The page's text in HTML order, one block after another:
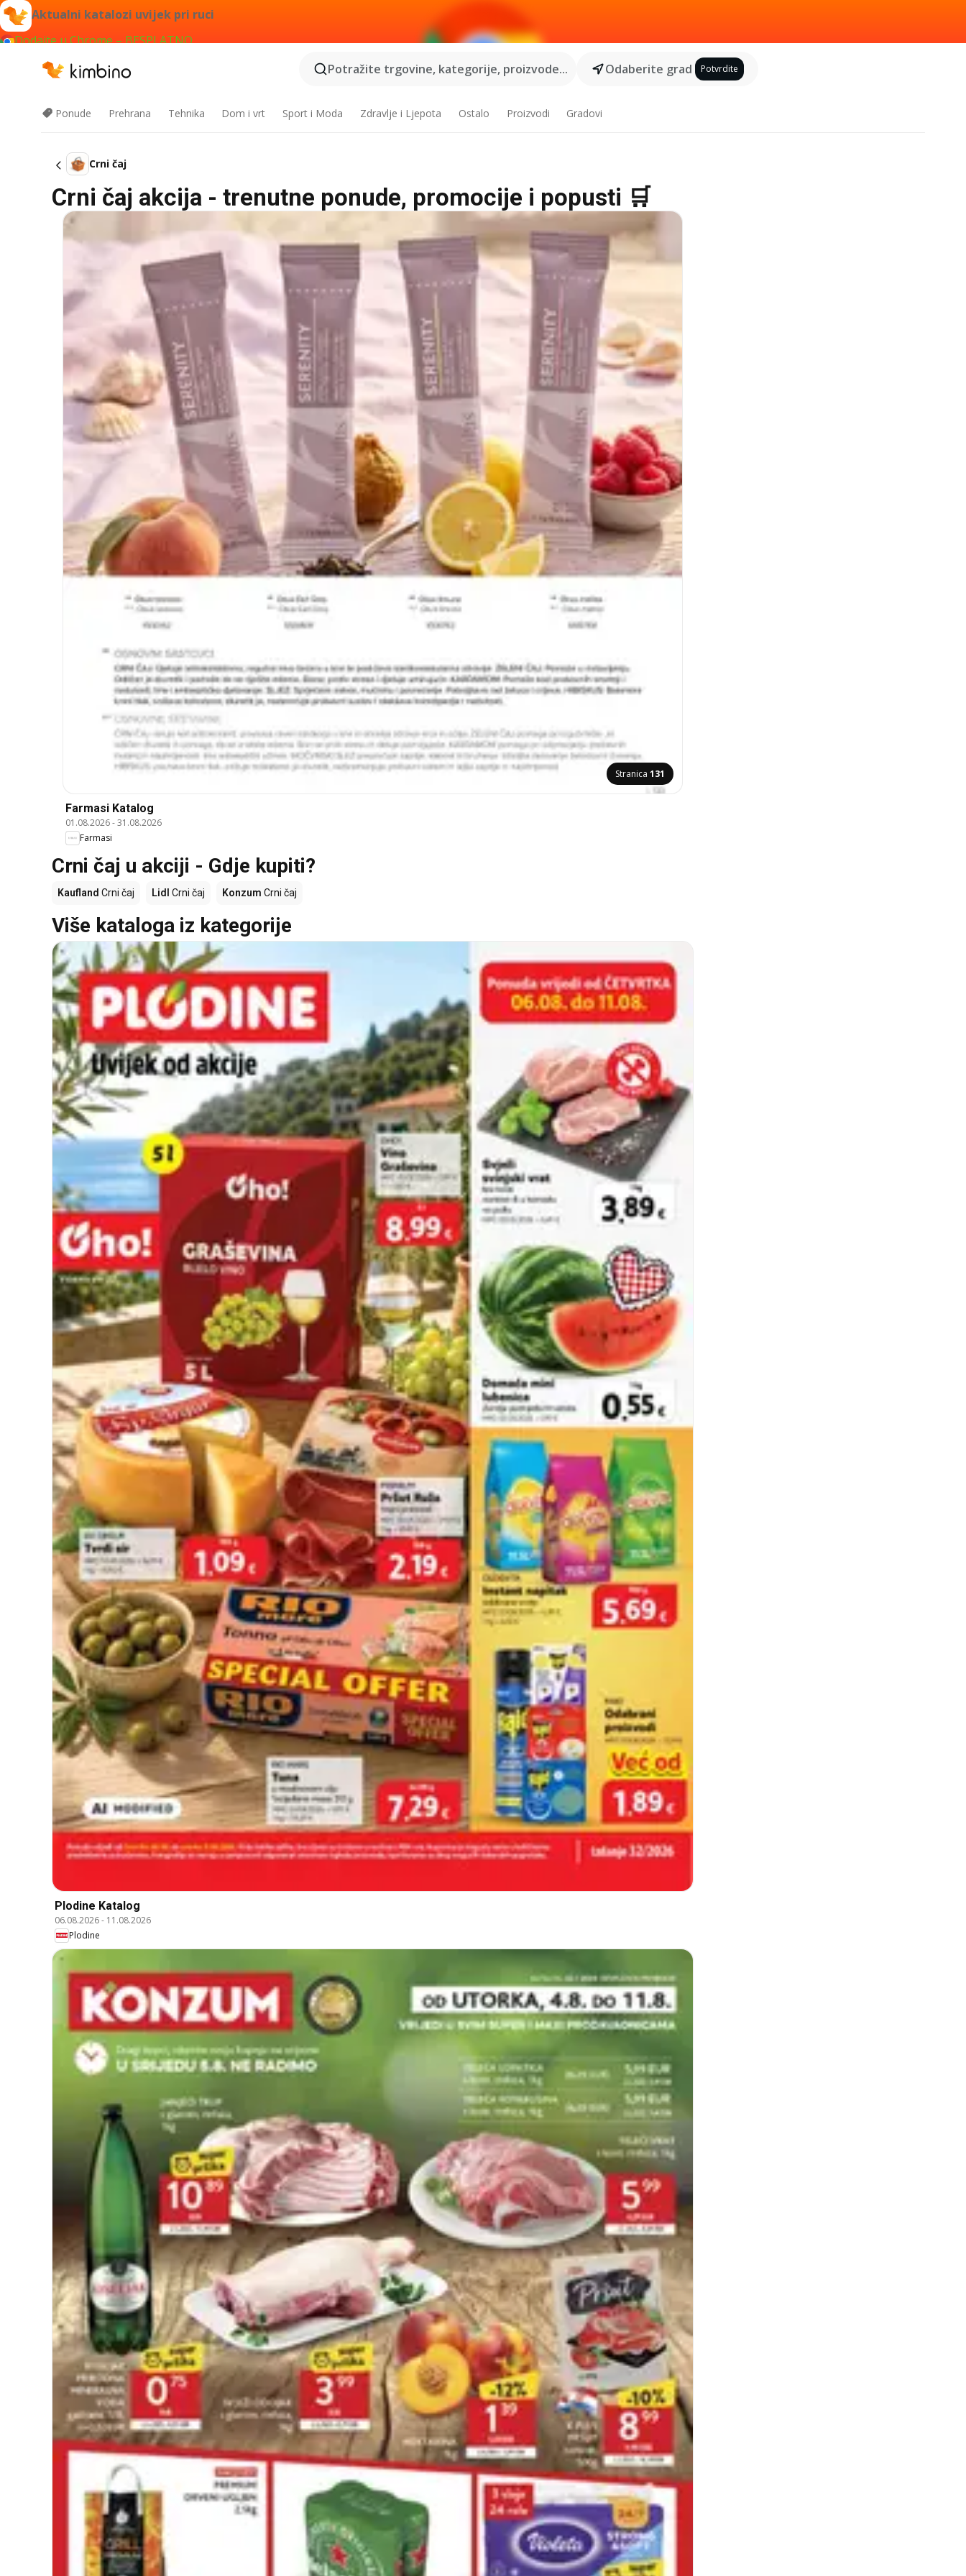
Aktualni katalozi uvijek pri ruci
Dodajte u Chrome – BESPLATNO
Potražite trgovine, kategorije, proizvode...
Odaberite grad Potvrdite
Ponude Prehrana Tehnika Dom i vrt Sport i Moda Zdravlje i Ljepota Ostalo Proizvodi Gradovi
Crni čaj
Crni čaj akcija - trenutne ponude, promocije i popusti 🛒
Stranica 131
Farmasi Katalog
01.08.2026-31.08.2026
Farmasi
Crni čaj u akciji - Gdje kupiti?
Kaufland Crni čaj Lidl Crni čaj Konzum Crni čaj
Više kataloga iz kategorije
Plodine Katalog
06.08.2026- 11.08.2026
Plodine